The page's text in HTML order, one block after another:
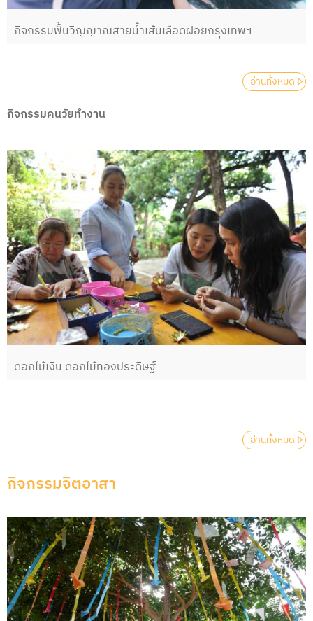
กิจกรรมฟื้นวิญญาณสายน้ำเส้นเลือดฝอยกรุงเทพฯ
อ่านทั้งหมด
กิจกรรมคนวัยทํางาน
ดอกไม้เงิน ดอกไม้ทองประดิษฐ์
อ่านทั้งหมด
กิจกรรมจิตอาสา